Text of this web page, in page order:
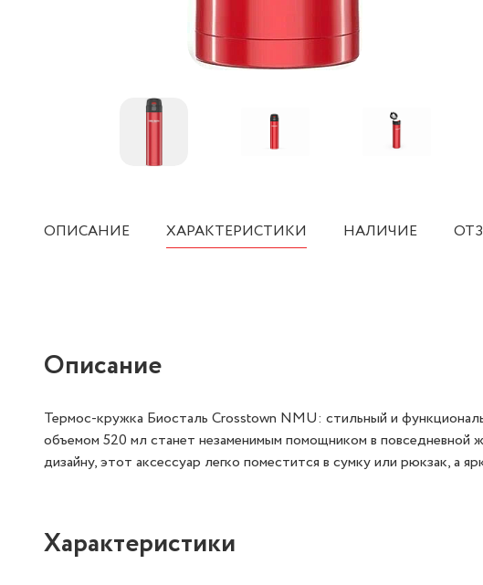
ОПИСАНИЕ ХАРАКТЕРИСТИКИ НАЛИЧИЕ
Описание
Термос-кружка Биосталь Crosstown NMU: стильный и
объемом 520 мл станет незаменимым помощником в повседневной
дизайну, этот аксессуар легко поместится в сумку или рюкзак, а
Характеристики